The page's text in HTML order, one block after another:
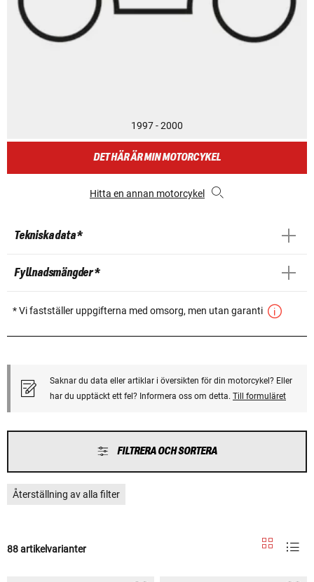
1997 - 2000
DET HÄR ÄR MIN MOTORCYKEL
Hitta en annan motorcykel
Tekniska data *
Fyllnadsmängder *
* Vi fastställer uppgifterna med omsorg, men utan garanti
Saknar du data eller artiklar i översikten för din motorcykel? Eller
har du upptäckt ett fel? Informera oss om detta. Till formuläret
FILTRERA OCH SORTERA
Återställning av alla filter
88 artikelvarianter